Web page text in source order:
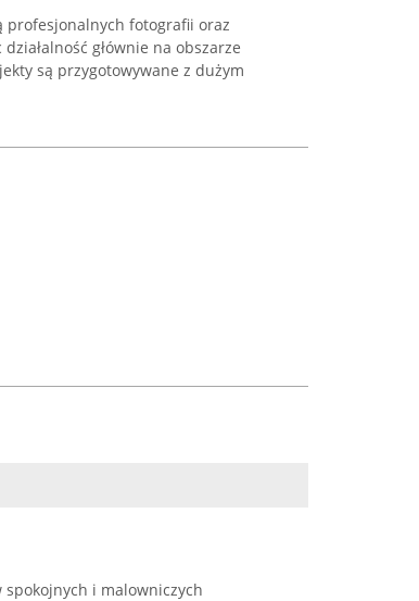
profesjonalnych fotografii oraz
głównie na obszarze
są przygotowywane z dużym
spokojnych i malowniczych